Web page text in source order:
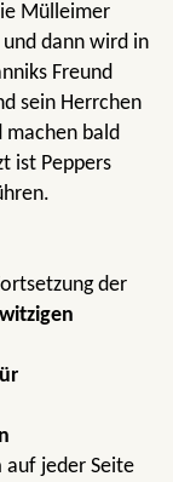
Mülleimer
dann wird in
Freund
sein Herrchen
machen bald
ist Peppers
der
auf jeder Seite